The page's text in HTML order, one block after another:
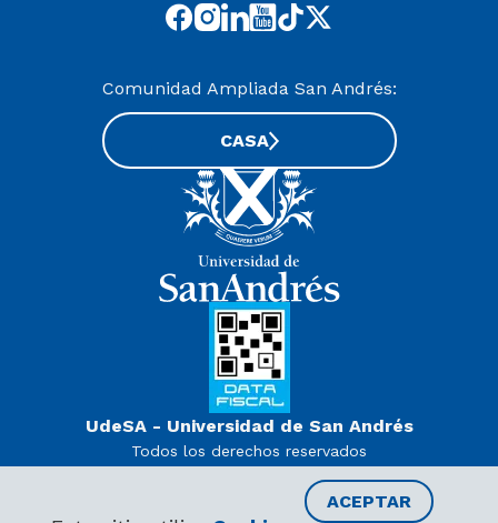
ACEPTAR
UdeSA - Universidad de San Andrés
Todos los derechos reservados
Decreto PEN 978/07
Comunidad Ampliada San Andrés:
CASA